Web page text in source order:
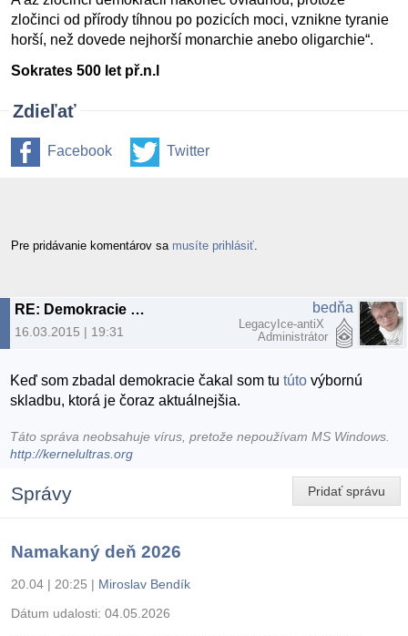
zločinci od přírody tíhnou po pozicích moci, vznikne tyranie
horší, než dovede nejhorší monarchie anebo oligarchie“.
Sokrates 500 let př.n.l
Zdieľať
Facebook Twitter
Pre pridávanie komentárov sa musíte prihlásiť
RE: Demokracie …
16.03.2015 | 19:31
bedňa
LegacyIce-antiX
Administrátor
Keď som zbadal demokracie čakal som tutúto výbornú
skladbu, ktorá je čoraz aktuálnejšia.
Táto správa neobsahuje vírus, pretože nepoužívam MS Windows.
http://kernelultras.org
Pridať správu
Správy
Namakaný deň 2026
20.04 | 20:25 | Miroslav Bendík
Dátum udalosti: 04.05.2026